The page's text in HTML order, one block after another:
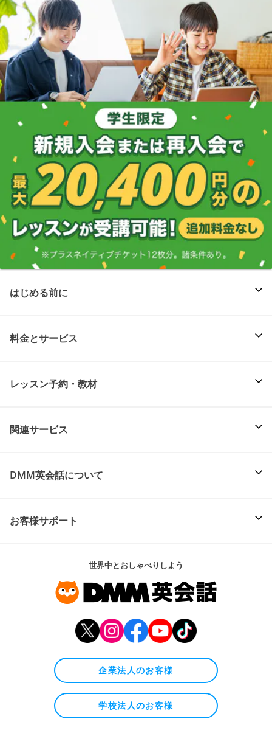
はじめる前に
料金とサービス
レッスン予約・教材
関連サービス
DMM英会話について
お客様サポート
世界中とおしゃべりしよう
企業法人のお客様
学校法人のお客様